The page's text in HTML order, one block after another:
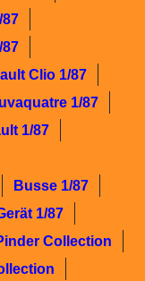
87
87
Clio 1/87
1/87
1/87
Busse 1/87
1/87
Collection